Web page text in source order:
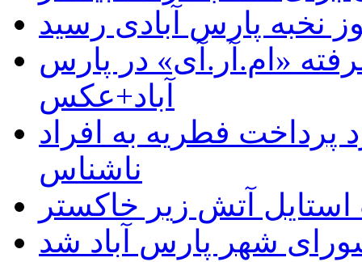
نخبه پارس آبادی رسید
«ام.آر.آی» در پارس
آباد+عکس
پرداخت فطریه به افراد
ناشناس
آتش زیر خاکستر
شهر پارس آباد شد